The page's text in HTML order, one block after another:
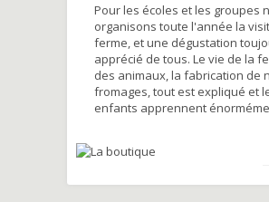
Pour les écoles et les groupes
organisons toute l'année la
ferme, et une dégustation
apprécié de tous. Le vie de la
des animaux, la fabrication de
fromages, tout est expliqué et
enfants apprennent